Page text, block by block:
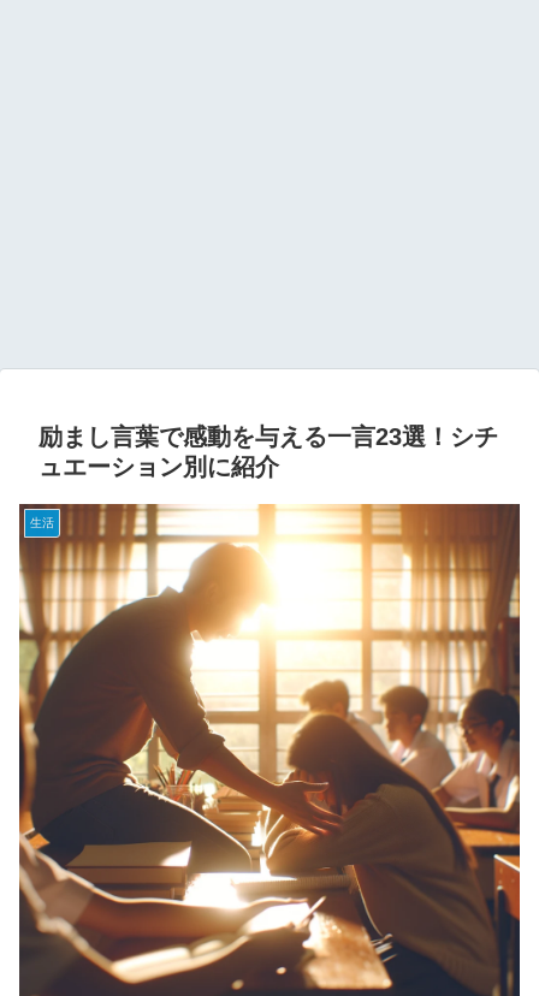
励まし言葉で感動を与える一言23選！シチ
ュエーション別に紹介
生活